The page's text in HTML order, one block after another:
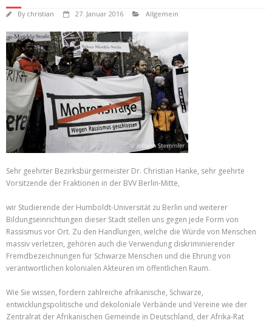
By christian 27. Januar 2016 Allgemein
Sehr geehrter Bezirksbürgermeister Dr. Christian Hanke, sehr geehrte
Vorsitzende der Fraktionen in der BVV Berlin-Mitte,
wir Studierende der Humboldt-Universität zu Berlin und weiterer
Bildungseinrichtungen dieser Stadt stellen uns gegen jede Form von
Rassismus vor Ort. Zu den Handlungen, welche die Würde von Menschen
massiv verletzen, gehören auch die Verwendung diskriminierender
Fremdbezeichnungen für Schwarze Menschen und die Ehrung von
verantwortlichen kolonialen Akteuren im öffentlichen Raum.
Wie Sie wissen, fordern zahlreiche afrikanische, Schwarze,
entwicklungspolitische und dekoloniale Verbände und Vereine wie der
Zentralrat der Afrikanischen Gemeinde in Deutschland, der Afrika-Rat